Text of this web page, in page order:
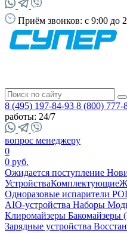
Приём звонков: с 9:00 до
8 (495) 197-84-93 8 (800) 777-
работы: 24/7
вопрос менеджеру
0
0 руб.
Ожидается поступление
УстройстваКомплектующие
Одноразовые испарители
AIO-устройства Наборы
Клиромайзеры Бакомайзеры
Зарядные устройства